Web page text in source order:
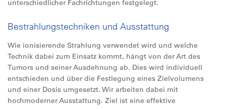
unterschiedlicher Fachrichtungen festgelegt.
Bestrahlungstechniken und Ausstattung
Wie ionisierende Strahlung verwendet wird und welche
Technik dabei zum Einsatz kommt, hängt von der Art des
Tumors und seiner Ausdehnung ab. Dies wird individuell
entschieden und über die Festlegung eines Zielvolumens
und einer Dosis umgesetzt. Wir arbeiten dabei mit
hochmoderner Ausstattung. Ziel ist eine effektive